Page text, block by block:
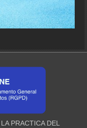
PRACTICA DEL